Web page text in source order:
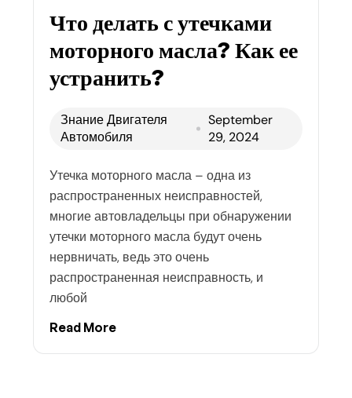
Что делать с утечками
моторного масла? Как ее
устранить?
Знание Двигателя
Автомобиля
September
29, 2024
Утечка моторного масла – одна из
распространенных неисправностей,
многие автовладельцы при обнаружении
утечки моторного масла будут очень
нервничать, ведь это очень
распространенная неисправность, и
любой
Read More